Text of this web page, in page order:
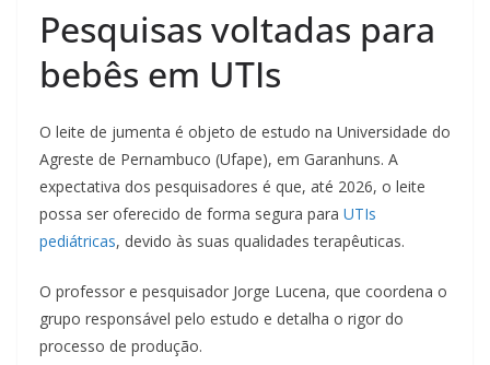
Pesquisas voltadas para
bebês em UTIs
O leite de jumenta é objeto de estudo na Universidade do
Agreste de Pernambuco (Ufape), em Garanhuns. A
expectativa dos pesquisadores é que, até 2026, o leite
possa ser oferecido de forma segura para UTIs
pediátricas, devido às suas qualidades terapêuticas.
O professor e pesquisador Jorge Lucena, que coordena o
grupo responsável pelo estudo e detalha o rigor do
processo de produção.